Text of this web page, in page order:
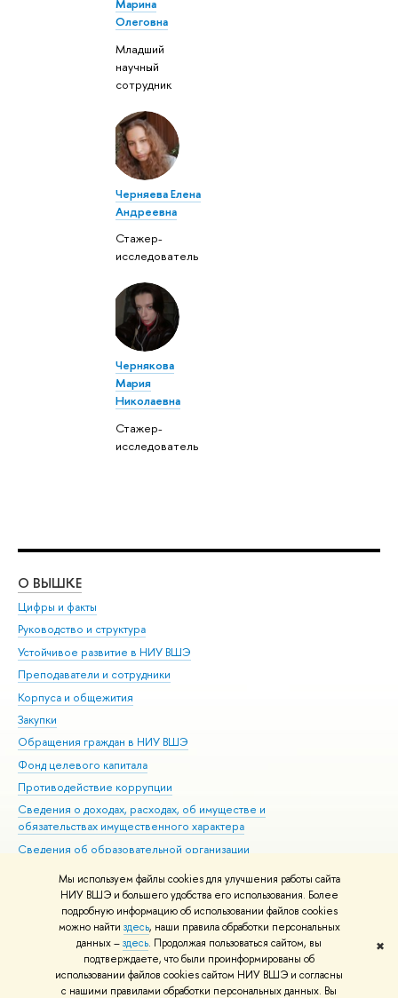
Мы используем файлы cookies для улучшения работы сайта
НИУ ВШЭ и большего удобства его использования. Более
подробную информацию об использовании файлов cookies
можно найти здесь, наши правила обработки персональных
данных –здесь. Продолжая пользоваться сайтом, вы
подтверждаете, что были проинформированы об
использовании файлов cookies сайтом НИУ ВШЭ и согласны
с нашими правилами обработки персональных данных. Вы
✖
Марина
Олеговна
Младший
научный
сотрудник
Черняева Елена
Андреевна
Стажер-
исследователь
Чернякова
Мария
Николаевна
Стажер-
исследователь
О ВЫШКЕ
Цифры и факты
Руководство и структура
Устойчивое развитие в НИУ ВШЭ
Преподаватели и сотрудники
Корпуса и общежития
Закупки
Обращения граждан в НИУ ВШЭ
Фонд целевого капитала
Противодействие коррупции
Сведения о доходах, расходах, об имуществе и
обязательствах имущественного характера
Сведения об образовательной организации
Людям с ограниченными возможностями здоровья
Единая платежная страница
Работа в Вышке
© НИУ ВШЭ 1993–2026 Адреса и контакты Условия использования
материалов Политика конфиденциальности Карта сайта